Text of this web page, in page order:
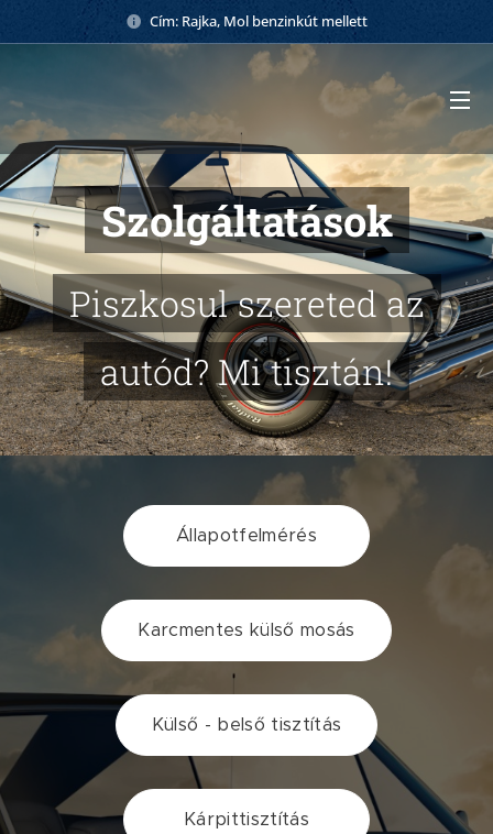
Cím: Rajka, Mol benzinkút mellett
Szolgáltatások
Piszkosul szereted az
autód? Mi tisztán!
Állapotfelmérés
Karcmentes külső mosás
Külső - belső tisztítás
Kárpittisztítás